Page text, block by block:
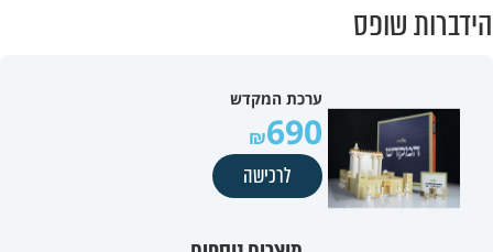
הידברות שופס
ערכת המקדש
690
לרכישה